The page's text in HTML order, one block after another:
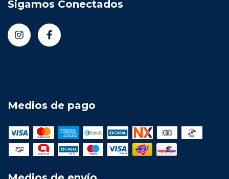
Sigamos Conectados
Medios de pago